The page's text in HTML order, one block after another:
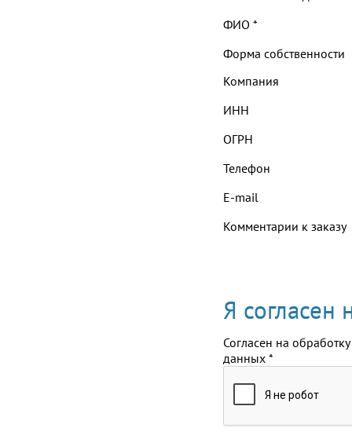
ФИО *
Форма собственности
Компания
ИНН
ОГРН
Телефон
E-mail
Комментарии к заказу
Я согласен
Согласен на обработку
данных *